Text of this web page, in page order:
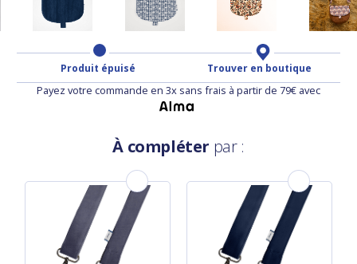
Produit épuisé Trouver en boutique
Payez votre commande en 3x sans frais à partir de 79€ avec
À compléter par :